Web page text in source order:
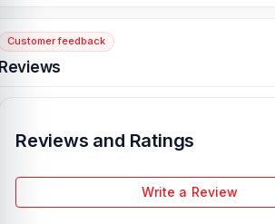
vc_column][/vc_row]
Customer feedback
Reviews and Ratings
Write a Review